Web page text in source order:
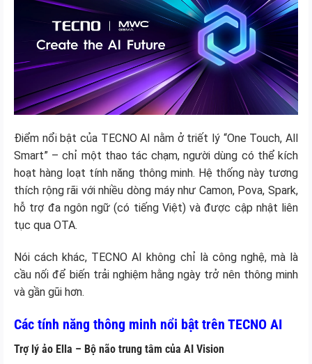
Điểm nổi bật của TECNO AI nằm ở triết lý “One Touch, All
Smart” – chỉ một thao tác chạm, người dùng có thể kích
hoạt hàng loạt tính năng thông minh. Hệ thống này tương
thích rộng rãi với nhiều dòng máy như Camon, Pova, Spark,
hỗ trợ đa ngôn ngữ (có tiếng Việt) và được cập nhật liên
tục qua OTA.
Nói cách khác, TECNO AI không chỉ là công nghệ, mà là
cầu nối để biến trải nghiệm hằng ngày trở nên thông minh
và gần gũi hơn.
Các tính năng thông minh nổi bật trên TECNO AI
Trợ lý ảo Ella – Bộ não trung tâm của AI Vision